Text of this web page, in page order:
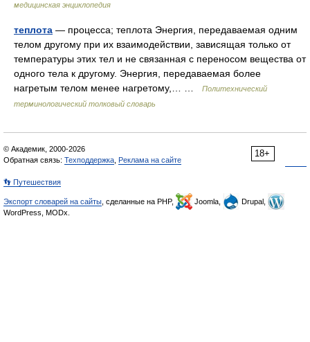
медицинская энциклопедия
теплота — процесса; теплота Энергия, передаваемая одним
телом другому при их взаимодействии, зависящая только от
температуры этих тел и не связанная с переносом вещества от
одного тела к другому. Энергия, передаваемая более
нагретым телом менее нагретому,… …
Политехнический
терминологический толковый словарь
18+
© Академик, 2000-2026
Обратная связь: Техподдержка Реклама на сайте
👣 Путешествия
Экспорт словарей на сайты , сделанные на PHP, Joomla,
Drupal,
WordPress, MODx.